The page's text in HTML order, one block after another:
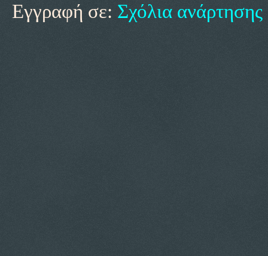
Εγγραφή σε: Σχόλια